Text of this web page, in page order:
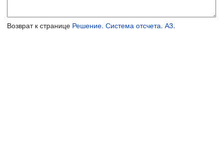
Возврат к странице Решение. Система отсчета. А3.